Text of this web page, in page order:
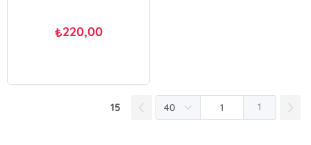
₺220,00
15 1